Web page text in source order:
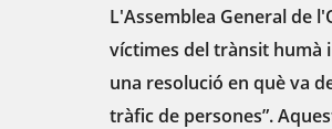
L'Assemblea General de
víctimes del trànsit humà
una resolució en què va
tràfic de persones”.